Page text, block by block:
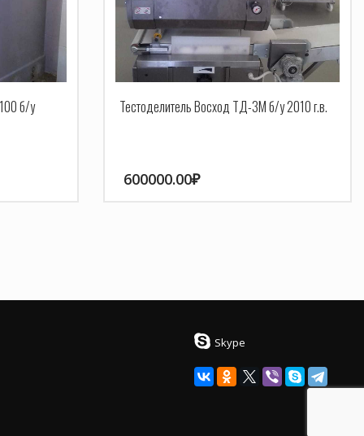
б/у Тестоделитель Восход ТД-3М б/у 2010 г.в.
600000.00₽
Skype